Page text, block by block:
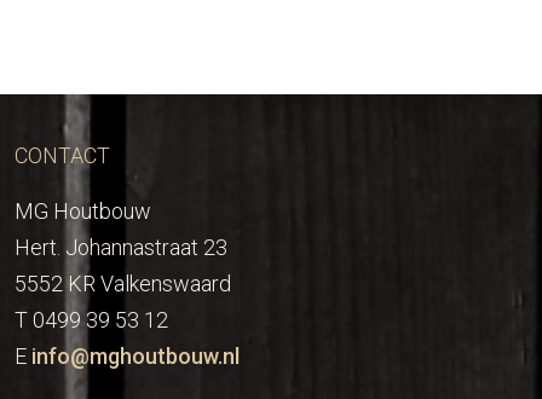
CONTACT
MG Houtbouw
Hert. Johannastraat 23
5552 KR Valkenswaard
T 0499 39 53 12
E info@mghoutbouw.nl